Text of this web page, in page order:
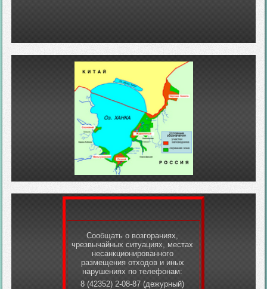
Сообщать о возгораниях,
чрезвычайных ситуациях, местах
несанкционированного
размещения отходов и иных
нарушениях по телефонам:
8 (42352) 2-08-87 (дежурный)